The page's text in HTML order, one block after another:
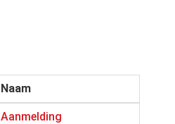
Naam
Aanmelding